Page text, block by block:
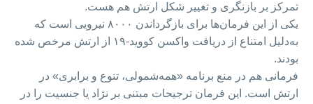
تمرکز بر بازنگری و تغییر شکل ارتش هم هست.
یکی از این فرمان‌ها برای بازگرداندن ۸۰۰۰ نیرویی است که
به‌دلیل امتناع از دریافت واکسن کووید-۱۹ از ارتش مرخص شده
بودند.
فرمانی هم در منع برنامه «همه‌شمولی، تنوع و برابری» در
ارتش است. این فرمان ترجیحات مبتنی بر نژاد یا جنسیت را در